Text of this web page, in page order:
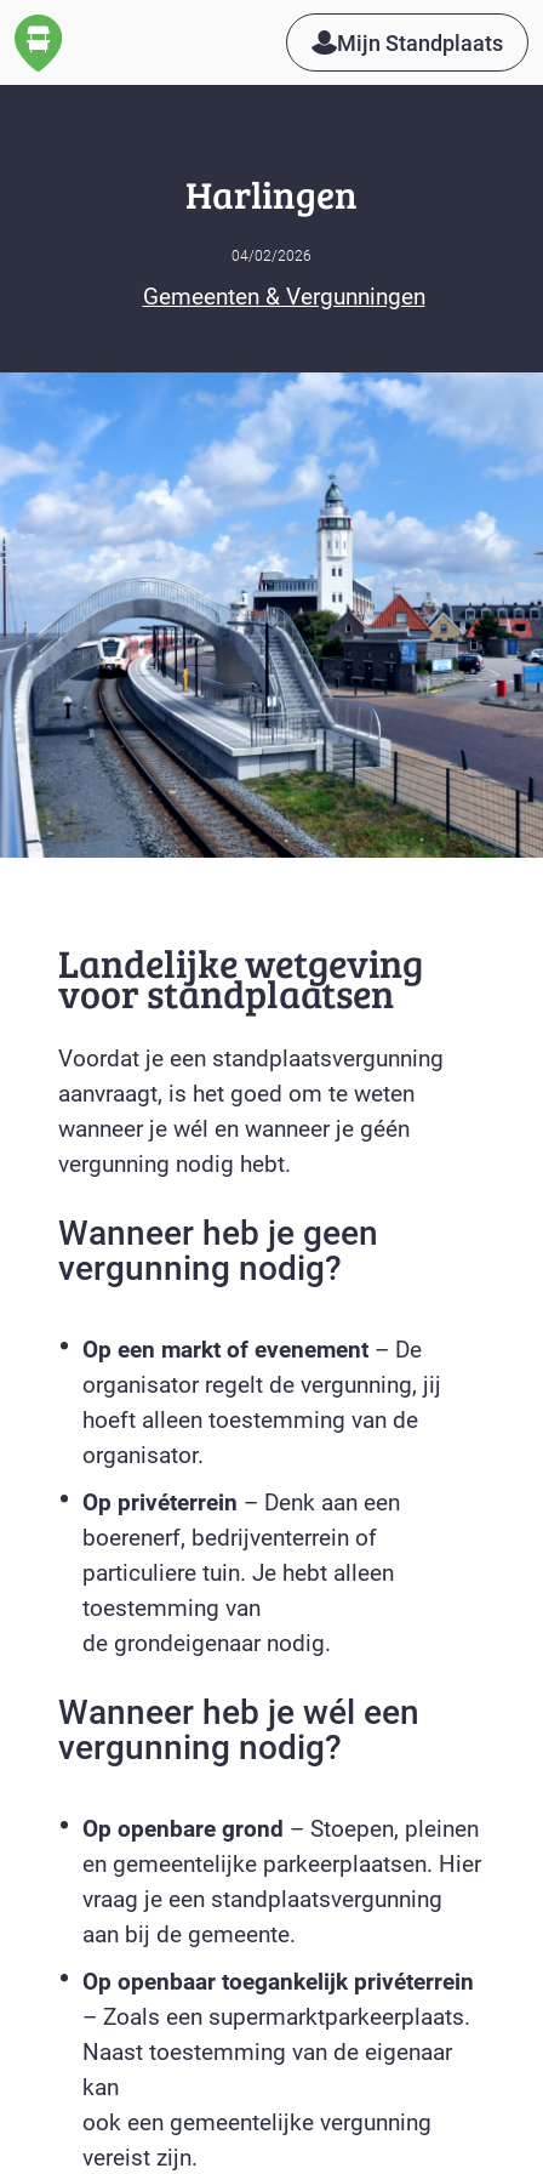
Mijn Standplaats
Harlingen
04/02/2026
Gemeenten & Vergunningen
Landelijke wetgeving
voor standplaatsen
Voordat je een standplaatsvergunning
aanvraagt, is het goed om te weten
wanneer je wél en wanneer je géén
vergunning nodig hebt.
Wanneer heb je geen
vergunning nodig?
Op een markt of evenement – De
organisator regelt de vergunning, jij
hoeft alleen toestemming van de
organisator.
Op privéterrein – Denk aan een
boerenerf, bedrijventerrein of
particuliere tuin. Je hebt alleen
toestemming van
de grondeigenaar nodig.
Wanneer heb je wél een
vergunning nodig?
Op openbare grond – Stoepen, pleinen
en gemeentelijke parkeerplaatsen. Hier
vraag je een standplaatsvergunning
aan bij de gemeente.
Op openbaar toegankelijk privéterrein
– Zoals een supermarktparkeerplaats.
Naast toestemming van de eigenaar
kan
ook een gemeentelijke vergunning
vereist zijn.